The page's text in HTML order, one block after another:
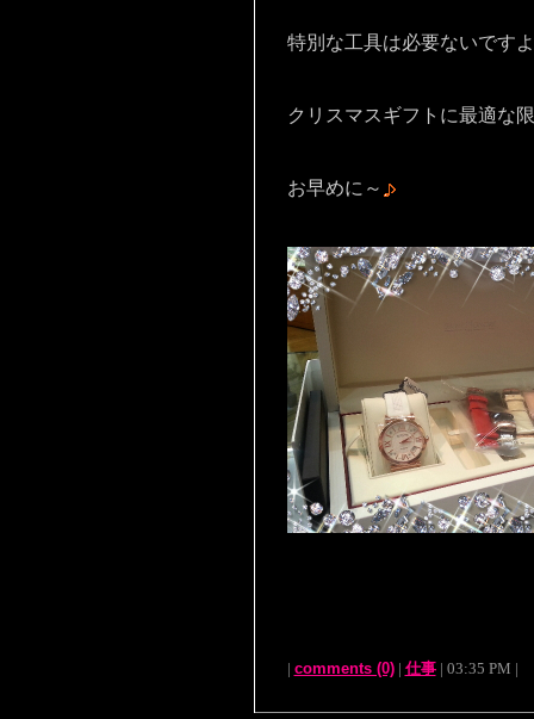
特別な工具は必要ないですよ
クリスマスギフトに最適な
お早めに～
| comments (0)| 仕事| 03:35 PM |